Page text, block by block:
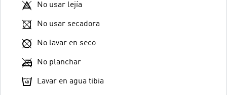
No usar lejía
No usar secadora
No lavar en seco
No planchar
Lavar en agua tibia